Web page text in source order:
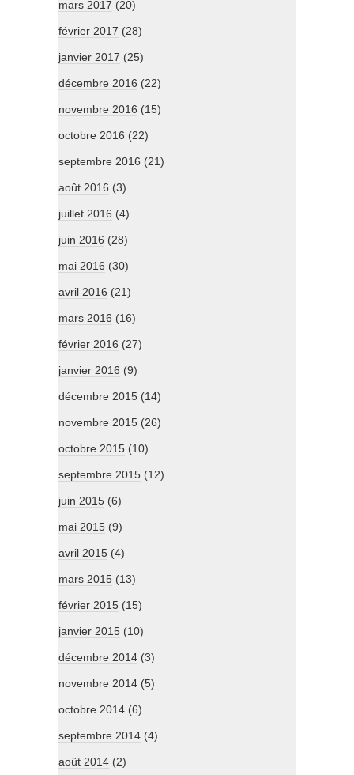
mars 2017 (20)
février 2017 (28)
janvier 2017 (25)
décembre 2016 (22)
novembre 2016 (15)
octobre 2016 (22)
septembre 2016 (21)
août 2016 (3)
juillet 2016 (4)
juin 2016 (28)
mai 2016 (30)
avril 2016 (21)
mars 2016 (16)
février 2016 (27)
janvier 2016 (9)
décembre 2015 (14)
novembre 2015 (26)
octobre 2015 (10)
septembre 2015 (12)
juin 2015 (6)
mai 2015 (9)
avril 2015 (4)
mars 2015 (13)
février 2015 (15)
janvier 2015 (10)
décembre 2014 (3)
novembre 2014 (5)
octobre 2014 (6)
septembre 2014 (4)
août 2014 (2)